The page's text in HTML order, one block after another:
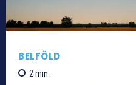
BELFÖLD
2min.